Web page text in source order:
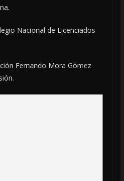
Nacional de Licenciados
Fernando Mora Gómez